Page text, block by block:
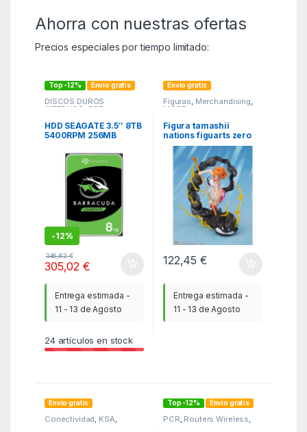
Ahorra con nuestras ofertas
Precios especiales por tiempo limitado:
Top -12% Envío gratis
DISCOS DUROS
INTERNOS SCE
HDD SEAGATE 3.5″ 8TB
5400RPM 256MB
-12%
346,62€
305,02€
Entrega estimada -
11 - 13 de Agosto
24artículos en stock
Envío gratis
Figuras, Merchandising,
MGSR
Figura tamashii
nations figuarts zero
one piece nami
lightning blast ver.
extra battle 17cm
122,45€
Entrega estimada -
11 - 13 de Agosto
Envío gratis
Conectividad, KSA,
Top -12% Envío gratis
PCR, Routers Wireless,
Routers y Modems